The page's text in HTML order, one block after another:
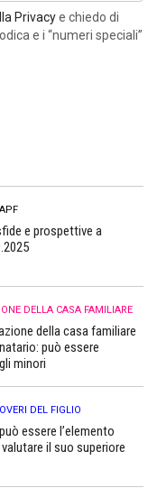
Privacye chiedo di
e i “numeri speciali”
e prospettive a
DELLA CASA FAMILIARE
della casa familiare
può essere
minori
DEL FIGLIO
essere l’elemento
il suo superiore